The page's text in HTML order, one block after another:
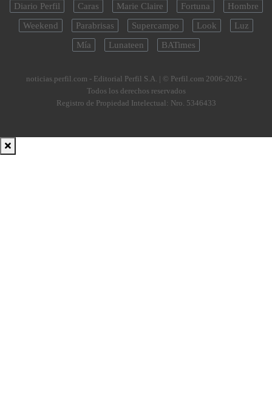
Diario Perfil Caras Marie Claire Fortuna
Hombre
Weekend
Parabrisas Supercampo Look
Luz
Mía
Lunateen BATimes
noticias.perfil.com - Editorial Perfil S.A. | © Perfil.com 2006-2026 -
Todos los derechos reservados
Registro de Propiedad Intelectual: Nro. 5346433